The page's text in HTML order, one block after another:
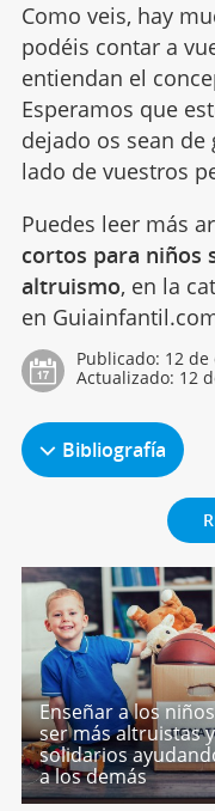
Como veis, hay
podéis contar a
entiendan el
Esperamos que
dejado os sean
lado de vuestros
Puedes leer más
cortos para niños
altruismo, en la
en
Publicado: 12
Actualizado: 12
Bibliografía
Enseñar a los
ser más altruistas y
solidarios
a los demás